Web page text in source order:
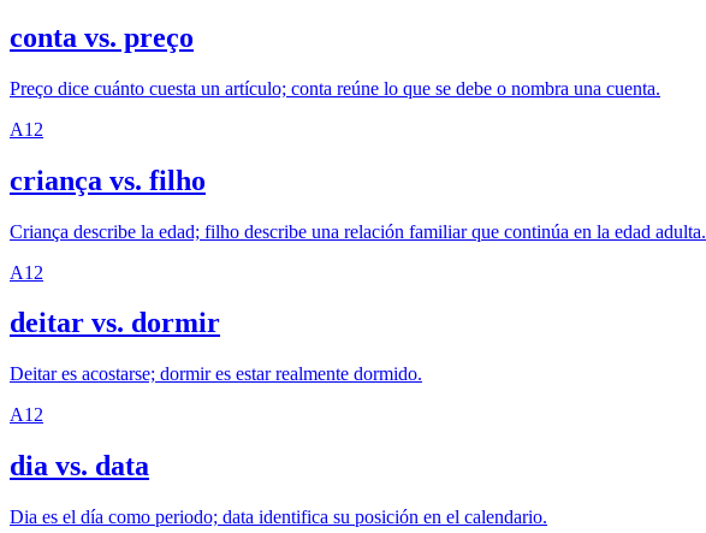
conta vs. preço
Preço dice cuánto cuesta un artículo; conta reúne lo que se debe o nombra una cuenta.
A1 2
criança vs. filho
Criança describe la edad; filho describe una relación familiar que continúa en la edad adulta.
A1 2
deitar vs. dormir
Deitar es acostarse; dormir es estar realmente dormido.
A1 2
dia vs. data
Dia es el día como periodo; data identifica su posición en el calendario.